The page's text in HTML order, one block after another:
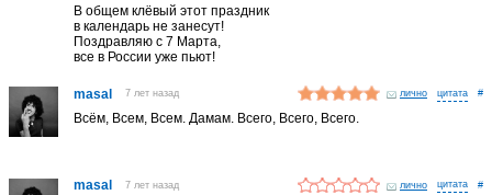
В общем клёвый этот праздник
в календарь не занесут!
Поздравляю с 7 Марта,
все в России уже пьют!
masal 7 лет назад лично #
Всём, Всем, Всем. Дамам. Всего, Всего, Всего.
masal 7 лет назад лично #